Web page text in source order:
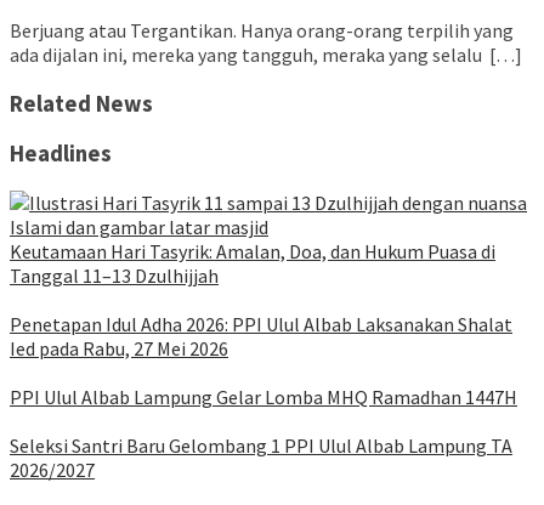
Berjuang atau Tergantikan. Hanya orang-orang terpilih yang
ada dijalan ini, mereka yang tangguh, meraka yang selalu […]
Related News
Headlines
Keutamaan Hari Tasyrik: Amalan, Doa, dan Hukum Puasa di
Tanggal 11–13 Dzulhijjah
Penetapan Idul Adha 2026: PPI Ulul Albab Laksanakan Shalat
Ied pada Rabu, 27 Mei 2026
PPI Ulul Albab Lampung Gelar Lomba MHQ Ramadhan 1447H
Seleksi Santri Baru Gelombang 1 PPI Ulul Albab Lampung TA
2026/2027